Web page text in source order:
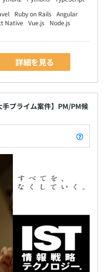
Ruby on Rails Angular
Native Vue.js
Node.js
詳細を見る
手プライム案件】PM/PM候